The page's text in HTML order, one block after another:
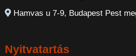
Hamvas u 7-9, Budapest Pest
Nyitvatartás